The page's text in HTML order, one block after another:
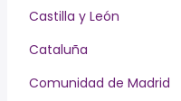
Castilla y León
Cataluña
Comunidad de Madrid